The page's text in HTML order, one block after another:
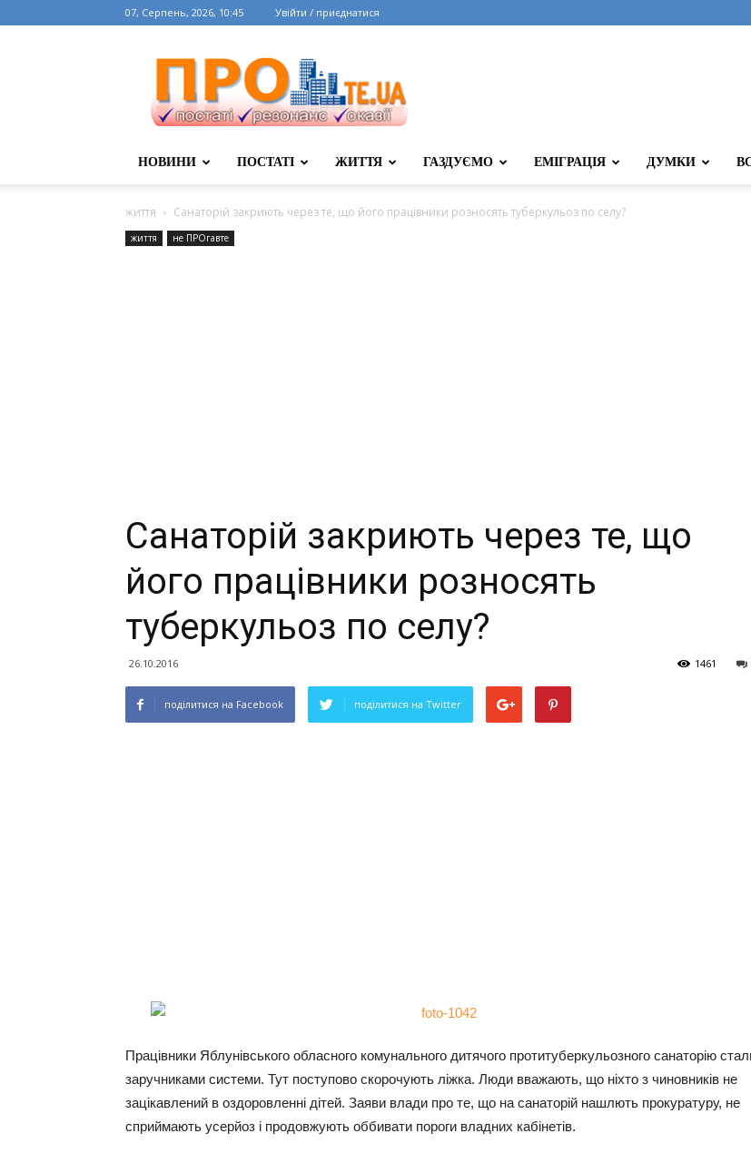
07, Серпень, 2026, 10:45 Увійти / приєднатися
НОВИНИ ПОСТАТІ ЖИТТЯ ГАЗДУЄМО ЕМІГРАЦІЯ ДУМКИ
життя Санаторій закриють через те, що його працівники розносять туберкульоз по селу?
життя не ПРОгавте
Санаторій закриють через те, що
його працівники розносять
туберкульоз по селу?
26.10.2016 1461
поділитися на Facebook поділитися на Twitter
Працівники Яблунівського обласного комунального дитячого протитуберкульозного санаторію
заручниками системи. Тут поступово скорочують ліжка. Люди вважають, що ніхто з чиновників не
зацікавлений в оздоровленні дітей. Заяви влади про те, що на санаторій нашлють прокуратуру, не
сприймають усерйоз і продовжують оббивати пороги владних кабінетів.